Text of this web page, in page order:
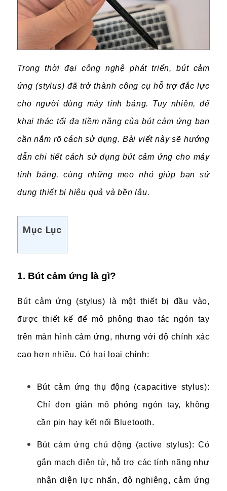
Trong thời đại công nghệ phát triển, bút cảm
ứng (stylus) đã trở thành công cụ hỗ trợ đắc lực
cho người dùng máy tính bảng. Tuy nhiên, để
khai thác tối đa tiềm năng của bút cảm ứng bạn
cần nắm rõ cách sử dụng. Bài viết này sẽ hướng
dẫn chi tiết cách sử dụng bút cảm ứng cho máy
tính bảng, cùng những mẹo nhỏ giúp bạn sử
dụng thiết bị hiệu quả và bền lâu.
Mục Lục
1. Bút cảm ứng là gì?
Bút cảm ứng (stylus) là một thiết bị đầu vào,
được thiết kế để mô phỏng thao tác ngón tay
trên màn hình cảm ứng, nhưng với độ chính xác
cao hơn nhiều. Có hai loại chính:
Bút cảm ứng thụ động (capacitive stylus):
Chỉ đơn giản mô phỏng ngón tay, không
cần pin hay kết nối Bluetooth.
Bút cảm ứng chủ động (active stylus): Có
gắn mạch điện tử, hỗ trợ các tính năng như
nhận diện lực nhấn, độ nghiêng, cảm ứng